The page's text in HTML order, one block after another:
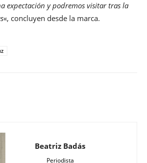
expectación y podremos visitar tras la
«, concluyen desde la marca.
Beatriz Badás
Periodista